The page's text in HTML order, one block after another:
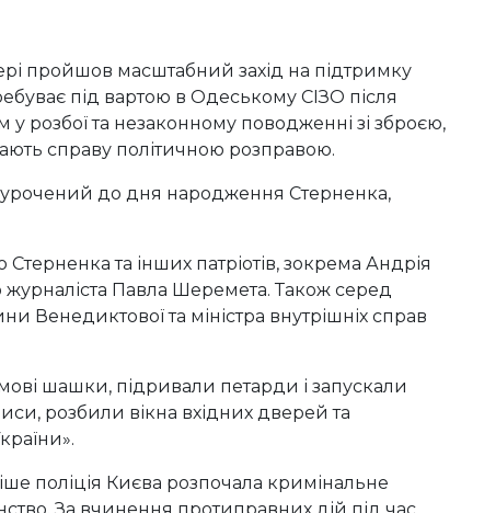
пройшов масштабний захід на підтримку
під вартою в Одеському СІЗО після
розбої та незаконному поводженні зі зброєю,
справу політичною розправою.
до дня народження Стерненка,
та інших патріотів, зокрема Андрія
журналіста Павла Шеремета. Також серед
Венедиктової та міністра внутрішніх справ
шашки, підривали петарди і запускали
розбили вікна вхідних дверей та
поліція Києва розпочала кримінальне